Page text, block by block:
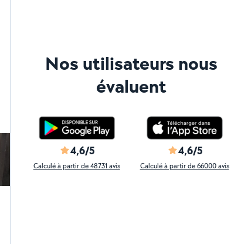
Nos utilisateurs nous
évaluent
4,6/5
Calculé à partir de 48731 avis
4,6/5
Calculé à partir de 66000 avis